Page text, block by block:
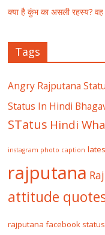
क्या है कुंभ का असली रहस्य? वह
Tags
Angry Rajputana
Status In Hindi
STatus Hindi
instagram photo caption
rajputana
attitude
rajputana facebook status